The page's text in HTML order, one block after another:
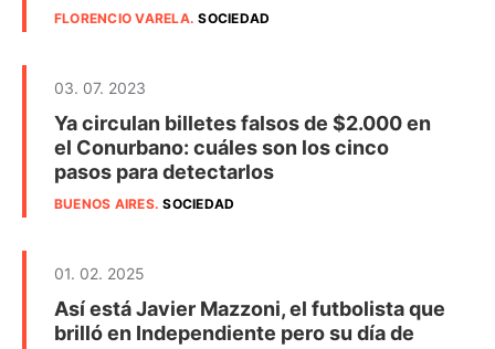
FLORENCIO VARELA.SOCIEDAD
03. 07. 2023
Ya circulan billetes falsos de $2.000 en
el Conurbano: cuáles son los cinco
pasos para detectarlos
BUENOS AIRES.SOCIEDAD
01. 02. 2025
Así está Javier Mazzoni, el futbolista que
brilló en Independiente pero su día de